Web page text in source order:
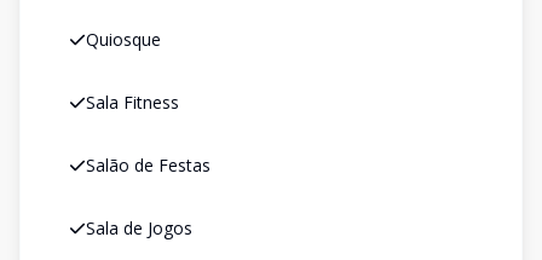
Quiosque
Sala Fitness
Salão de Festas
Sala de Jogos